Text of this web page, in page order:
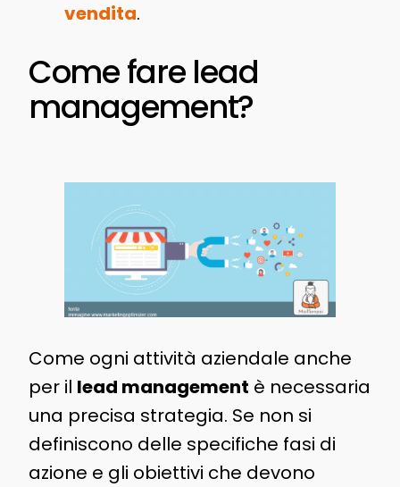
vendita.
Come fare lead
management?
Come ogni attività aziendale anche
per il lead management è necessaria
una precisa strategia. Se non si
definiscono delle specifiche fasi di
azione e gli obiettivi che devono